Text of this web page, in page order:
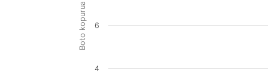
Boto kopurua
4
6